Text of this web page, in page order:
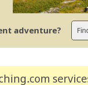
adventure?